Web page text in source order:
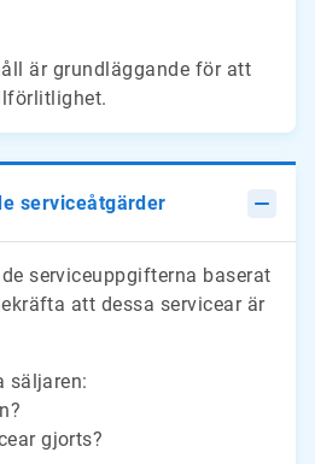
är grundläggande för att
serviceåtgärder
serviceuppgifterna baserat
att dessa servicear är
säljaren:
gjorts?